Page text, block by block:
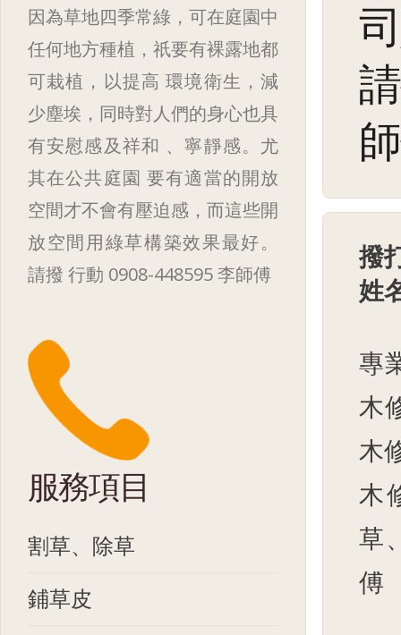
撥
姓
專
木
木
木
草
傅
因為草地四季常綠，可在庭園中
任何地方種植，祇要有裸露地都
可栽植，以提高 環境衛生，減
少塵埃，同時對人們的身心也具
有安慰感及祥和 、寧靜感。尤
其在公共庭園 要有適當的開放
空間才不會有壓迫感，而這些開
放空間用綠草構築效果最好。
請撥 行動 0908-448595 李師傅
服務項目
割草、除草
鋪草皮